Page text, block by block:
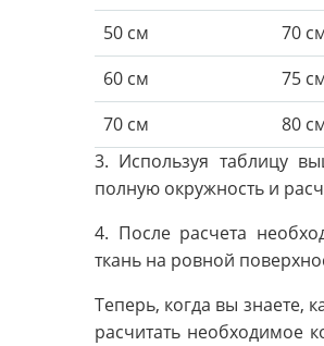
50 см
70
60 см
75
70 см
80
3. Используя таблицу
полную окружность и
4. После расчета
ткань на ровной
Теперь, когда вы знаете,
расчитать необходимое